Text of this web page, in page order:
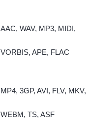
AAC, WAV, MP3, MIDI,
VORBIS, APE, FLAC
MP4, 3GP, AVI, FLV, MKV,
WEBM, TS, ASF